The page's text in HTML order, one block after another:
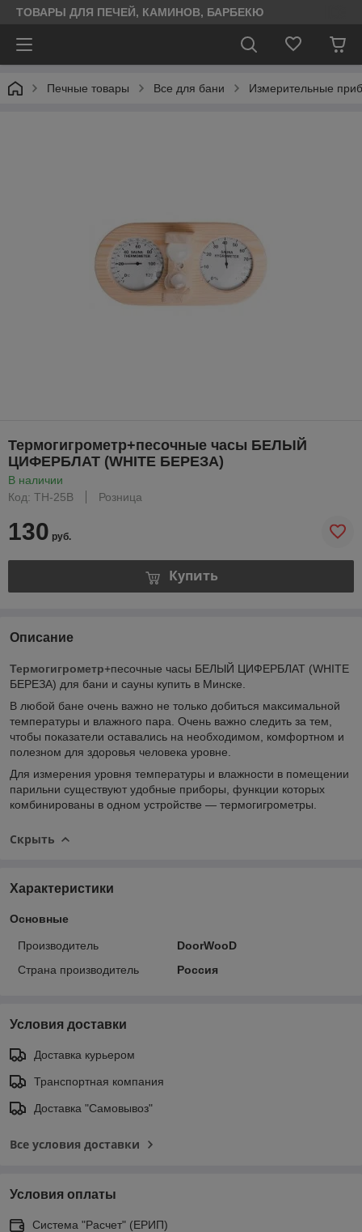
ТОВАРЫ ДЛЯ ПЕЧЕЙ, КАМИНОВ, БАРБЕКЮ
Печные товары Все для бани Измерительные
Термогигрометр+песочные часы БЕЛЫЙ
ЦИФЕРБЛАТ (WHITE БЕРЕЗА)
В наличии
Код: TH-25B
Розница
130 руб.
Купить
Описание
Термогигрометр+песочные часы БЕЛЫЙ ЦИФЕРБЛАТ (WHITE
БЕРЕЗА) для бани и сауны купить в Минске.
В любой бане очень важно не только добиться максимальной
температуры и влажного пара. Очень важно следить за тем,
чтобы показатели оставались на необходимом, комфортном и
полезном для здоровья человека уровне.
Для измерения уровня температуры и влажности в помещении
парильни существуют удобные приборы, функции которых
комбинированы в одном устройстве — термогигрометры.
Скрыть
Характеристики
Основные
Производитель
DoorWooD
Страна производитель
Россия
Условия доставки
Доставка курьером
Транспортная компания
Доставка "Самовывоз"
Все условия доставки
Условия оплаты
Система "Расчет" (ЕРИП)